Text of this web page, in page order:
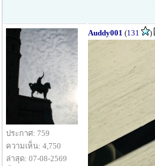
ประกาศ: 759
ความเห็น: 4,750
ล่าสุด: 07-08-2569
Auddy001 (131 )